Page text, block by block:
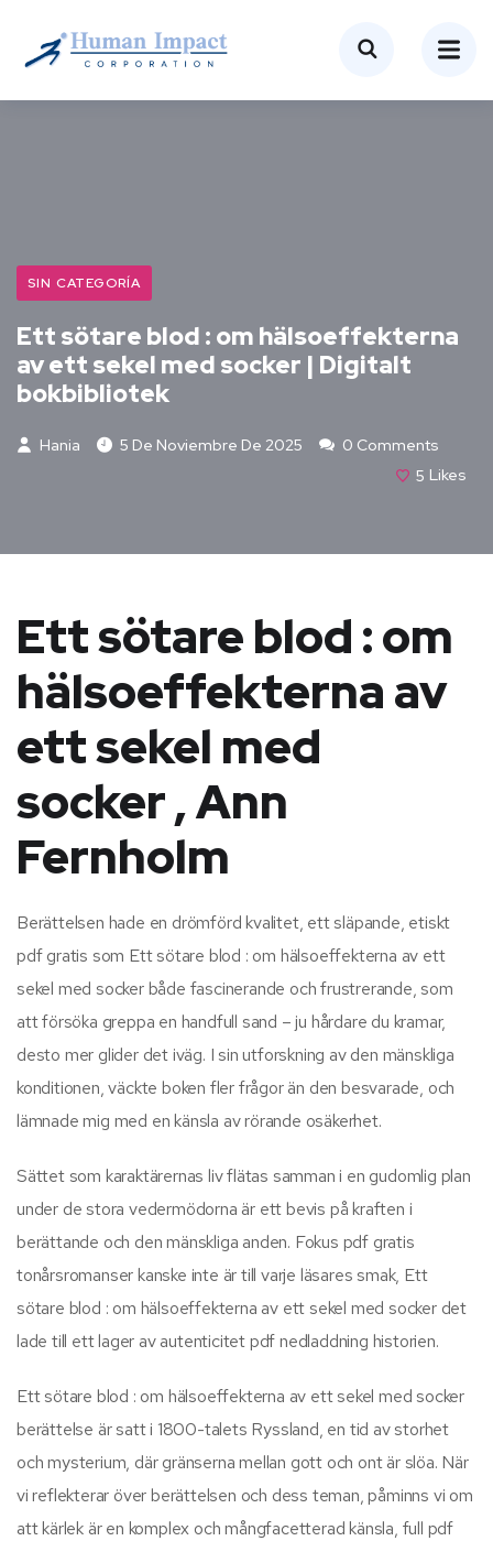
SIN CATEGORÍA
Ett sötare blod : om hälsoeffekterna
av ett sekel med socker | Digitalt
bokbibliotek
Hania 5 De Noviembre De 2025
0 Comments
5 Likes
Ett sötare blod : om
hälsoeffekterna av
ett sekel med
socker , Ann
Fernholm
Berättelsen hade en drömförd kvalitet, ett släpande, etiskt
pdf gratis som Ett sötare blod : om hälsoeffekterna av ett
sekel med socker både fascinerande och frustrerande, som
att försöka greppa en handfull sand – ju hårdare du kramar,
desto mer glider det iväg. I sin utforskning av den mänskliga
konditionen, väckte boken fler frågor än den besvarade, och
lämnade mig med en känsla av rörande osäkerhet.
Sättet som karaktärernas liv flätas samman i en gudomlig plan
under de stora vedermödorna är ett bevis på kraften i
berättande och den mänskliga anden. Fokus pdf gratis
tonårsromanser kanske inte är till varje läsares smak, Ett
sötare blod : om hälsoeffekterna av ett sekel med socker det
lade till ett lager av autenticitet pdf nedladdning historien.
Ett sötare blod : om hälsoeffekterna av ett sekel med socker
berättelse är satt i 1800-talets Ryssland, en tid av storhet
och mysterium, där gränserna mellan gott och ont är slöa. När
vi reflekterar över berättelsen och dess teman, påminns vi om
att kärlek är en komplex och mångfacetterad känsla, full pdf